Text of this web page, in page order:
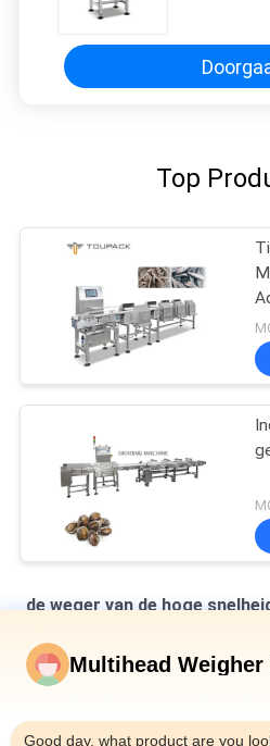
Top
de weger van de hoge
120WPM 100 Zakken Min High
Opdringer
950CC, Automatische
Multihead Weigher
Good day, what product are you